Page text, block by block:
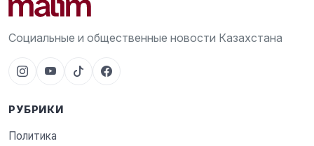
Социальные и общественные новости Казахстана
РУБРИКИ
Политика